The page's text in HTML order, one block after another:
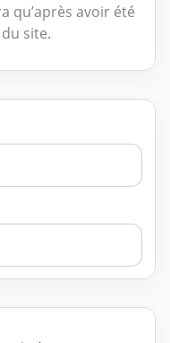
qu’après avoir été
site.